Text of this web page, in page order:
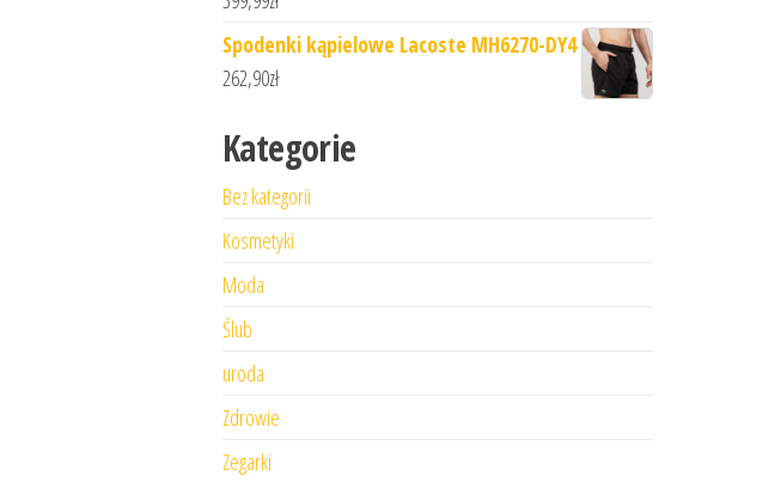
Spodenki kąpielowe Lacoste MH6270-DY4
262,90zł
Kategorie
Bez kategorii
Kosmetyki
Moda
Ślub
uroda
Zdrowie
Zegarki